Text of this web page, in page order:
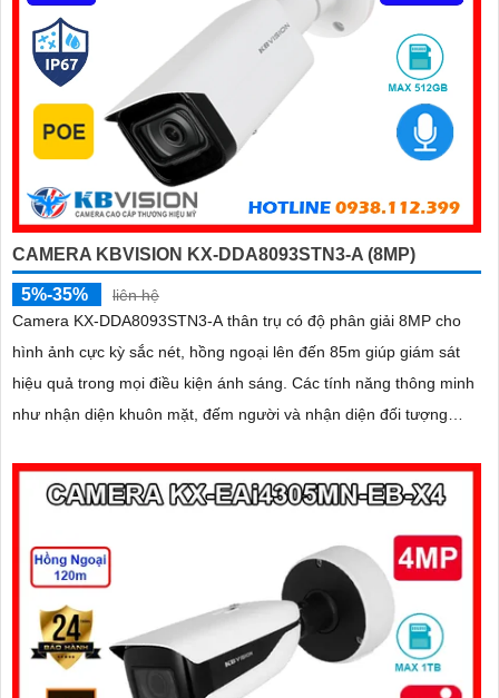
CAMERA KBVISION KX-DDA8093STN3-A (8MP)
5%-35%
liên hệ
Camera KX-DDA8093STN3-A thân trụ có độ phân giải 8MP cho
hình ảnh cực kỳ sắc nét, hồng ngoại lên đến 85m giúp giám sát
hiệu quả trong mọi điều kiện ánh sáng. Các tính năng thông minh
như nhận diện khuôn mặt, đếm người và nhận diện đối tượng
được bảo vệ với chuẩn IP67, IK10 và hỗ trợ PoE, camera đảm
bảo hoạt động ổn định